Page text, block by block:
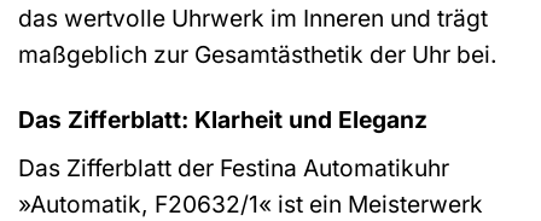
das wertvolle Uhrwerk im Inneren und trägt
maßgeblich zur Gesamtästhetik der Uhr bei.
Das Zifferblatt: Klarheit und Eleganz
Das Zifferblatt der Festina Automatikuhr
»Automatik, F20632/1« ist ein Meisterwerk